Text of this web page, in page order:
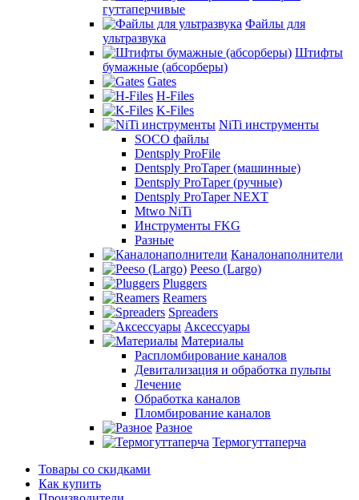
гуттаперчивые
Файлы для
ультразвука
Штифты
бумажные (абсорберы)
Gates
H-Files
K-Files
NiTi инструменты
SOCO файлы
Dentsply ProFile
Dentsply ProTaper (машинные)
Dentsply ProTaper (ручные)
Dentsply ProTaper NEXT
Mtwo NiTi
Инструменты FKG
Разные
Каналонаполнители
Peeso (Largo)
Pluggers
Reamers
Spreaders
Аксессуары
Материалы
Распломбирование каналов
Девитализация и обработка пульпы
Лечение
Обработка каналов
Пломбирование каналов
Разное
Термогуттаперча
Товары со скидками
Как купить